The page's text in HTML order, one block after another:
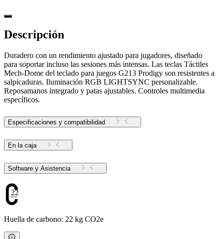
Descripción
Duradero con un rendimiento ajustado para jugadores, diseñado
para soportar incluso las sesiones más intensas. Las teclas Táctiles
Mech-Dome del teclado para juegos G213 Prodigy son resistentes a
salpicaduras. Iluminación RGB LIGHTSYNC personalizable.
Reposamanos integrado y patas ajustables. Controles multimedia
específicos.
Especificaciones y compatibilidad
En la caja
Software y Asistencia
22
Huella de carbono: 22 kg CO2e